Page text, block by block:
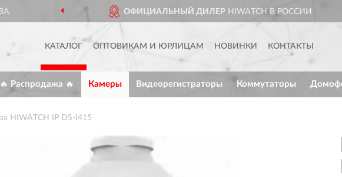
ОФИЦИАЛЬНЫЙ ДИЛЕРHIWATCH В РОССИИ
КАТАЛОГ ОПТОВИКАМ И ЮРЛИЦАМ НОВИНКИ КОНТАКТЫ
🔥 Распродажа 🔥 Камеры Видеорегистраторы Коммутаторы
HIWATCH IP DS-I415